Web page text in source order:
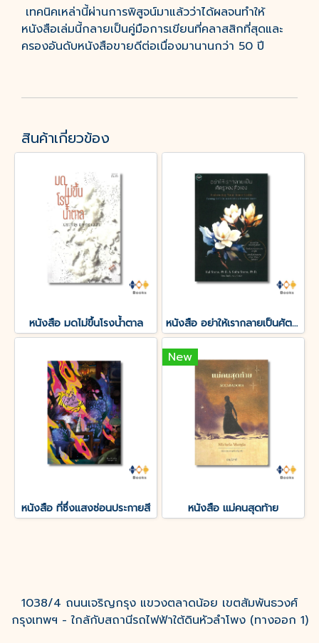
เทคนิคเหล่านี้ผ่านการพิสูจน์มาแล้วว่าได้ผลจนทำให้
หนังสือเล่มนี้กลายเป็นคู่มือการเขียนที่คลาสสิกที่สุดและ
ครองอันดับหนังสือขายดีต่อเนื่องมานานกว่า 50 ปี
สินค้าเกี่ยวข้อง
หนังสือ มดไม่ขึ้นโรงน้ำตาล หนังสือ อย่าให้เรากลายเป็นศัตรูของตัวเอง
หนังสือ ที่ซึ่งแสงซ่อนประกายสี
New
หนังสือ แม่คนสุดท้าย
1038/4 ถนนเจริญกรุง แขวงตลาดน้อย เขตสัมพันธวงศ์
กรุงเทพฯ - ใกล้กับสถานีรถไฟฟ้าใต้ดินหัวลำโพง (ทางออก 1)